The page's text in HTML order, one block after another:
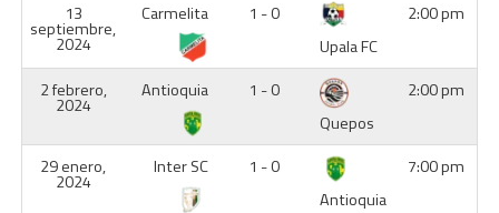
13
septiembre,
2024
Carmelita
1 - 0
Upala FC
2:00 pm
2 febrero,
2024
Antioquia
1 - 0
Quepos
2:00 pm
29 enero,
2024
Inter SC
1 - 0
Antioquia
7:00 pm